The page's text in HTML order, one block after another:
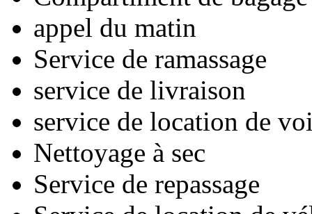
appel du matin
Service de ramassage
service de livraison
service de location de
Nettoyage à sec
Service de repassage